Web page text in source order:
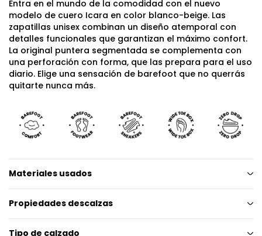
Entra en el mundo de la comodidad con el nuevo
modelo de cuero Icara en color blanco-beige. Las
zapatillas unisex combinan un diseño atemporal con
detalles funcionales que garantizan el máximo confort.
La original puntera segmentada se complementa con
una perforación con forma, que las prepara para el uso
diario. Elige una sensación de barefoot que no querrás
quitarte nunca más.
Materiales usados
Propiedades descalzas
Tipo de calzado